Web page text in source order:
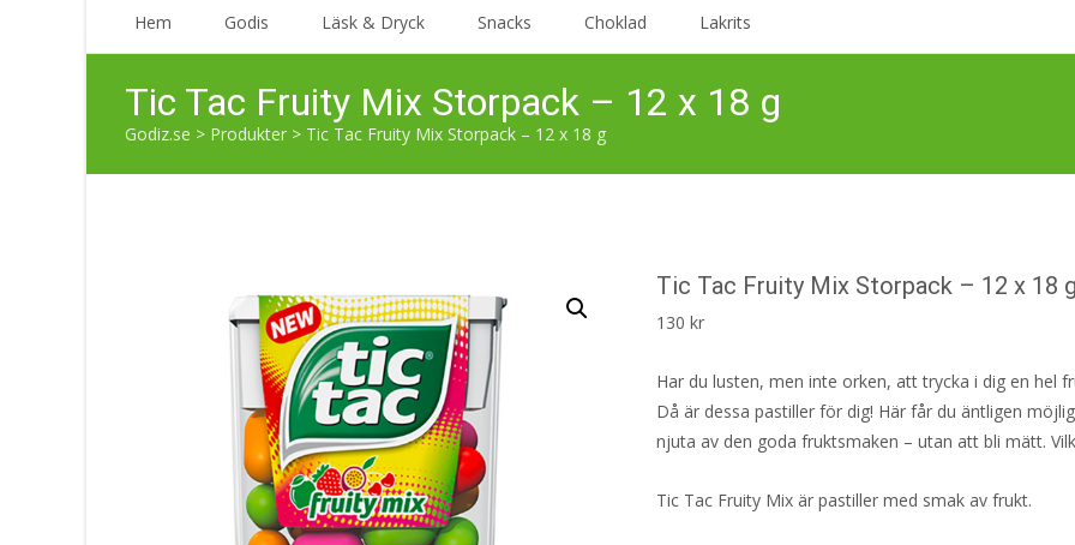
Hem Godis Läsk & Dryck Snacks Choklad Lakrits
Tic Tac Fruity Mix Storpack – 12 x 18 g
Godiz.se > Produkter > Tic Tac Fruity Mix Storpack – 12 x 18 g
Tic Tac Fruity Mix Storpack – 12 x 18 g
130kr
Har du lusten, men inte orken, att trycka i dig en hel
Då är dessa pastiller för dig! Här får du äntligen
njuta av den goda fruktsmaken – utan att bli mätt.
Tic Tac Fruity Mix är pastiller med smak av frukt.